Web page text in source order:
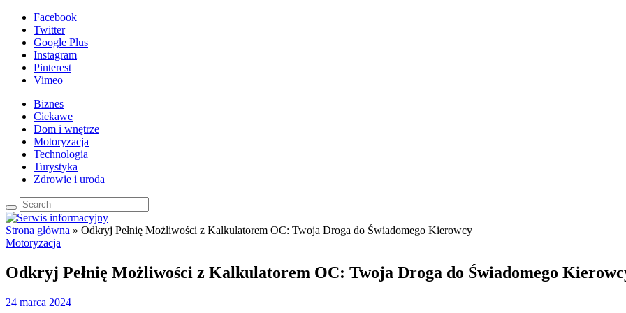
Facebook
Twitter
Google Plus
Instagram
Pinterest
Vimeo
Biznes
Ciekawe
Dom i wnętrze
Motoryzacja
Technologia
Turystyka
Zdrowie i uroda
Strona główna » Odkryj Pełnię Możliwości z Kalkulatorem OC: Twoja Droga do Świadomego Kierowcy
Motoryzacja
Odkryj Pełnię Możliwości z Kalkulatorem OC: Twoja Droga do Świadomego
24 marca 2024